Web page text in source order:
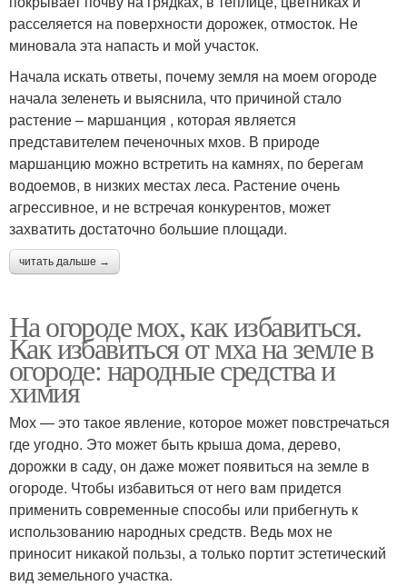
расселяется на поверхности дорожек, отмосток. Не
миновала эта напасть и мой участок.
Начала искать ответы, почему земля на моем огороде
начала зеленеть и выяснила, что причиной стало
растение – маршанция , которая является
представителем печеночных мхов. В природе
маршанцию можно встретить на камнях, по берегам
водоемов, в низких местах леса. Растение очень
агрессивное, и не встречая конкурентов, может
захватить достаточно большие площади.
читать дальше →
На огороде мох, как избавиться.
Как избавиться от мха на земле в
огороде: народные средства и
химия
Мох — это такое явление, которое может повстречаться
где угодно. Это может быть крыша дома, дерево,
дорожки в саду, он даже может появиться на земле в
огороде. Чтобы избавиться от него вам придется
применить современные способы или прибегнуть к
использованию народных средств. Ведь мох не
приносит никакой пользы, а только портит эстетический
вид земельного участка.